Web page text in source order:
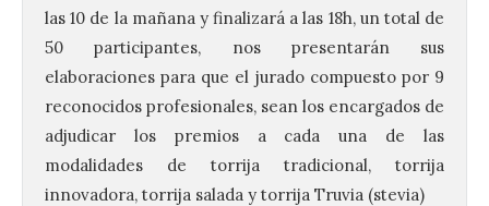
las 10 de la mañana y finalizará a las 18h, un total de
50 participantes, nos presentarán sus
elaboraciones para que el jurado compuesto por 9
reconocidos profesionales, sean los encargados de
adjudicar los premios a cada una de las
modalidades de torrija tradicional, torrija
innovadora, torrija salada y torrija Truvia (stevia)